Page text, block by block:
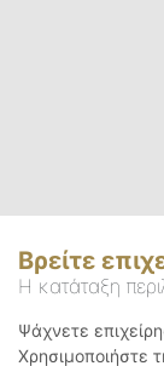
Βρείτε
Η κατάταξη
Ψάχνετε
Χρησιμοποιήστε